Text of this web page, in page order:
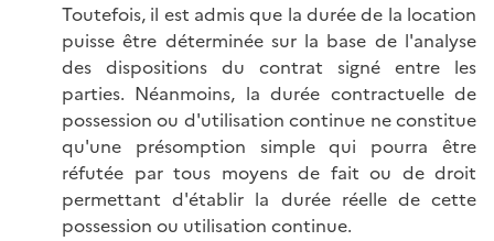
Toutefois, il est admis que la durée de la location
puisse être déterminée sur la base de l'analyse
des dispositions du contrat signé entre les
parties. Néanmoins, la durée contractuelle de
possession ou d'utilisation continue ne constitue
qu'une présomption simple qui pourra être
réfutée par tous moyens de fait ou de droit
permettant d'établir la durée réelle de cette
possession ou utilisation continue.